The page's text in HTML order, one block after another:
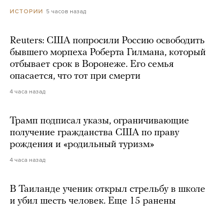
ИСТОРИИ 5 часов назад
Reuters: США попросили Россию освободить
бывшего морпеха Роберта Гилмана, который
отбывает срок в Воронеже. Его семья
опасается, что тот при смерти
4 часа назад
Трамп подписал указы, ограничивающие
получение гражданства США по праву
рождения и «родильный туризм»
4 часа назад
В Таиланде ученик открыл стрельбу в школе
и убил шесть человек. Еще 15 ранены